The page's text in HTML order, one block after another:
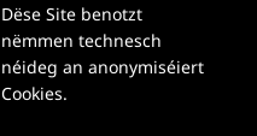
Dëse Site benotzt
nëmmen technesch
néideg an anonymiséiert
Cookies.